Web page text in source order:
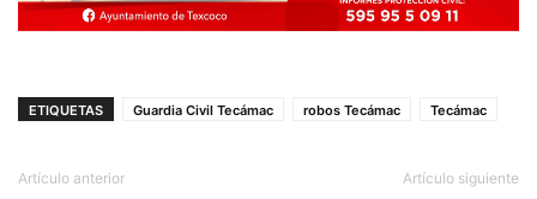
ETIQUETAS Guardia Civil Tecámac robos Tecámac Tecámac
Artículo anterior Artículo siguiente